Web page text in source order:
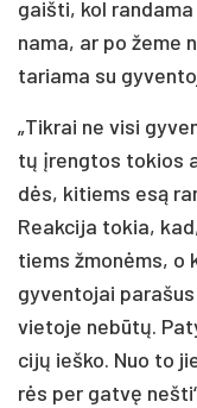
gaiš­ti, kol
na­ma, ar po že­me
ta­ria­ma su
„Tik­rai ne vi­si
tų įreng­tos to­kios
dės, ki­tiems esą
Reak­ci­ja to­kia,
tiems žmo­nėms, o
gy­ven­to­jai
vie­to­je ne­bū­tų.
ci­jų ieš­ko. Nuo to
rės per gat­vę